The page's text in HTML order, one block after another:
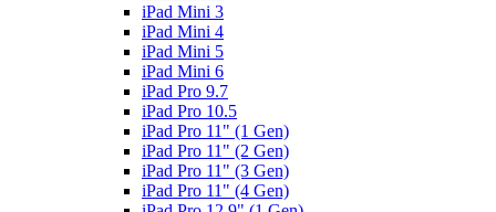
iPad Mini 3
iPad Mini 4
iPad Mini 5
iPad Mini 6
iPad Pro 9.7
iPad Pro 10.5
iPad Pro 11" (1 Gen)
iPad Pro 11" (2 Gen)
iPad Pro 11" (3 Gen)
iPad Pro 11" (4 Gen)